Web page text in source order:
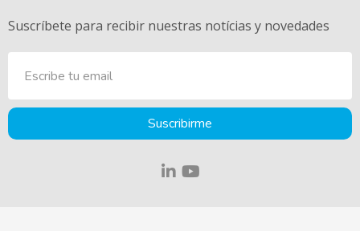
Suscríbete para recibir nuestras notícias y novedades
Suscribirme